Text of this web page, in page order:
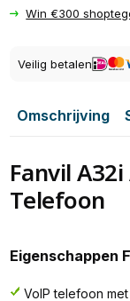
Win €300
Veilig betalen
Omschrijving
Fanvil
Telefoon
Eigenschappen
VoIP telefoon